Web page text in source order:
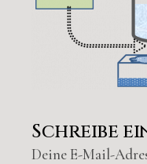
Schreibe
Deine E-Mail-